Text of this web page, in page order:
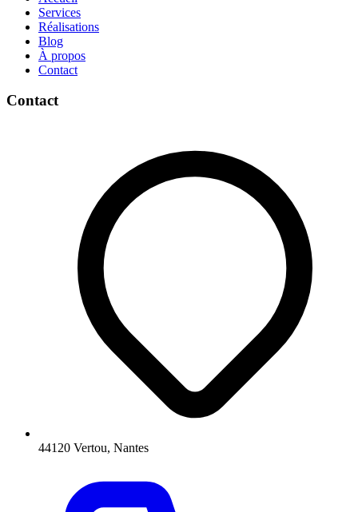
Services
Réalisations
Blog
À propos
Contact
Contact
44120 Vertou, Nantes